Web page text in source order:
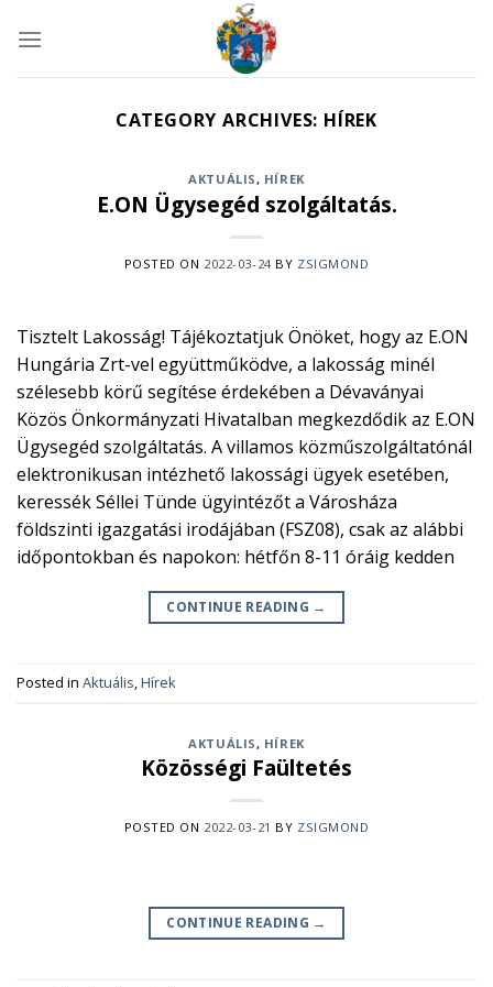
CATEGORY ARCHIVES: HÍREK
AKTUÁLIS, HÍREK
E.ON Ügysegéd szolgáltatás.
POSTED ON 2022-03-24BY ZSIGMOND
Tisztelt Lakosság! Tájékoztatjuk Önöket, hogy az E.ON
Hungária Zrt-vel együttműködve, a lakosság minél
szélesebb körű segítése érdekében a Dévaványai
Közös Önkormányzati Hivatalban megkezdődik az E.ON
Ügysegéd szolgáltatás. A villamos közműszolgáltatónál
elektronikusan intézhető lakossági ügyek esetében,
keressék Séllei Tünde ügyintézőt a Városháza
földszinti igazgatási irodájában (FSZ08), csak az alábbi
időpontokban és napokon: hétfőn 8-11 óráig kedden
CONTINUE READING →
Posted in Aktuális,Hírek
AKTUÁLIS, HÍREK
Közösségi Faültetés
POSTED ON 2022-03-21 BY ZSIGMOND
CONTINUE READING →